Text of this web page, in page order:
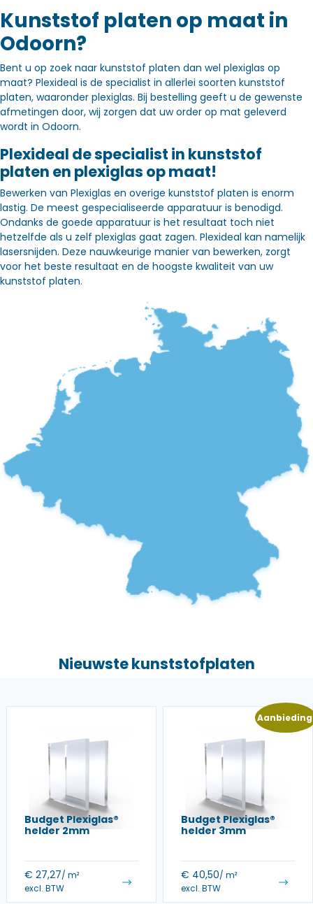
Kunststof platen op maat in
Odoorn?
Bent u op zoek naar kunststof platen dan wel plexiglas op
maat? Plexideal is de specialist in allerlei soorten kunststof
platen, waaronder plexiglas. Bij bestelling geeft u de gewenste
afmetingen door, wij zorgen dat uw order op mat geleverd
wordt in Odoorn.
Plexideal de specialist in kunststof
platen en plexiglas op maat!
Bewerken van Plexiglas en overige kunststof platen is enorm
lastig. De meest gespecialiseerde apparatuur is benodigd.
Ondanks de goede apparatuur is het resultaat toch niet
hetzelfde als u zelf plexiglas gaat zagen. Plexideal kan namelijk
lasersnijden. Deze nauwkeurige manier van bewerken, zorgt
voor het beste resultaat en de hoogste kwaliteit van uw
kunststof platen.
Nieuwste kunststofplaten
Budget Plexiglas®
helder 2mm
€ 27,27/ m²
excl. BTW
Budget Plexiglas®
helder 3mm
€ 40,50/ m²
excl. BTW